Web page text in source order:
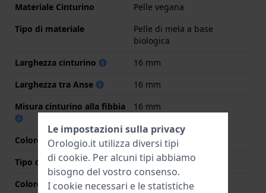
Materiale Cinturino
Pelle vegana
Tipo di materiale
Pelle di mela a base
biologica
Larghezza cinturino
16 mm
Larghezza tra Anse
16 mm
Misura cinturino alla fibbia
16 mm
Colore cinturino
Marrone
Tipo di chiusura
Nessuno
Colore Chiusura
N/D
Le impostazioni sulla privacy
Orologio.it utilizza diversi tipi
di cookie. Per alcuni tipi abbiamo
bisogno del vostro consenso.
I cookie necessari e le statistiche